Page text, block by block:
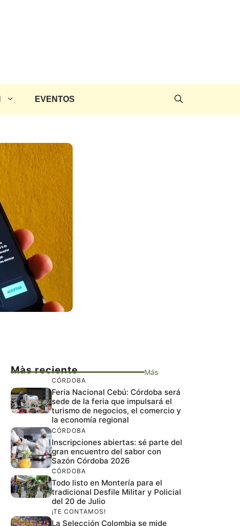
EVENTOS
Màs reciente Más
CÓRDOBA
Feria Nacional Cebú: Córdoba será
sede de la feria que impulsará el
turismo de negocios, el comercio y
la economía regional
CÓRDOBA
Inscripciones abiertas: sé parte del
gran encuentro del sabor con
Sazón Córdoba 2026
CÓRDOBA
Todo listo en Montería para el
tradicional Desfile Militar y Policial
del 20 de Julio
¡TE CONTAMOS!
La Selección Colombia se mide